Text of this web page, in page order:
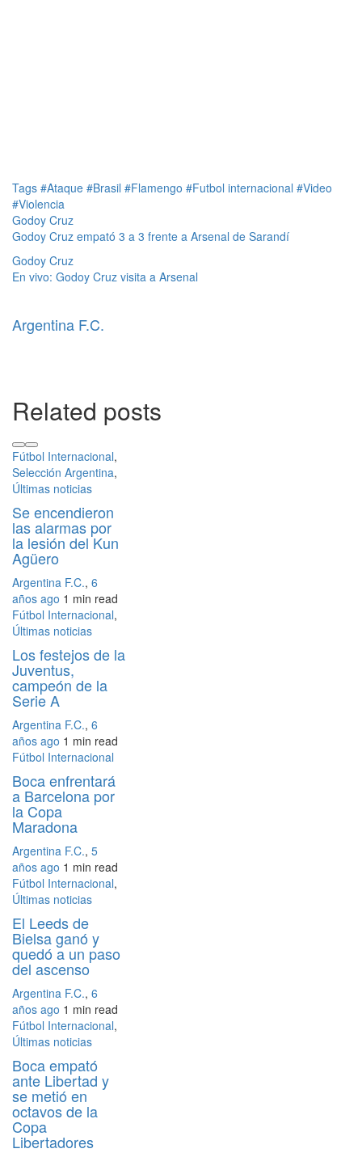
Tags #Ataque #Brasil #Flamengo #Futbol internacional #Video
#Violencia
Godoy Cruz
Godoy Cruz empató 3 a 3 frente a Arsenal de Sarandí
Godoy Cruz
En vivo: Godoy Cruz visita a Arsenal
Argentina F.C.
Related posts
Fútbol Internacional,
Selección Argentina,
Últimas noticias
Se encendieron
las alarmas por
la lesión del Kun
Agüero
Argentina F.C., 6
años ago 1 min read
Fútbol Internacional,
Últimas noticias
Los festejos de la
Juventus,
campeón de la
Serie A
Argentina F.C., 6
años ago 1 min read
Fútbol Internacional
Boca enfrentará
a Barcelona por
la Copa
Maradona
Argentina F.C., 5
años ago 1 min read
Fútbol Internacional,
Últimas noticias
El Leeds de
Bielsa ganó y
quedó a un paso
del ascenso
Argentina F.C., 6
años ago 1 min read
Fútbol Internacional,
Últimas noticias
Boca empató
ante Libertad y
se metió en
octavos de la
Copa
Libertadores